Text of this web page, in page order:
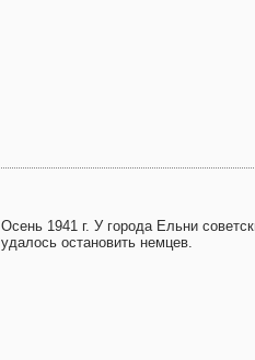
Осень 1941 г. У города Ельни
удалось остановить немцев.